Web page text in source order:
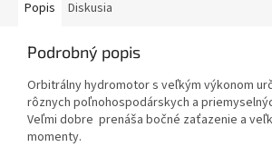
Popis Diskusia
Podrobný popis
Orbitrálny hydromotor s veľkým výkonom
rôznych poľnohospodárskych a
Veľmi dobre prenáša bočné zaťazenie a
momenty.